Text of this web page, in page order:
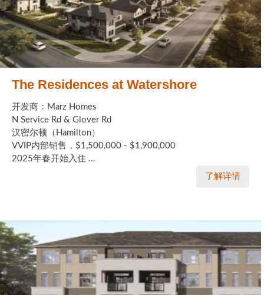
The Residences at Watershore
开发商：Marz Homes
N Service Rd & Glover Rd
汉密尔顿（Hamilton）
VVIP内部销售，$1,500,000 - $1,900,000
2025年春开始入住 ...
了解详情